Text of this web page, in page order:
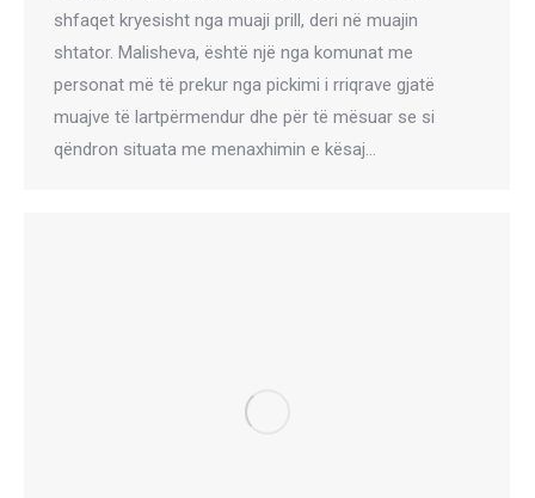
shfaqet kryesisht nga muaji prill, deri në muajin
shtator. Malisheva, është një nga komunat me
personat më të prekur nga pickimi i rriqrave gjatë
muajve të lartpërmendur dhe për të mësuar se si
qëndron situata me menaxhimin e kësaj…